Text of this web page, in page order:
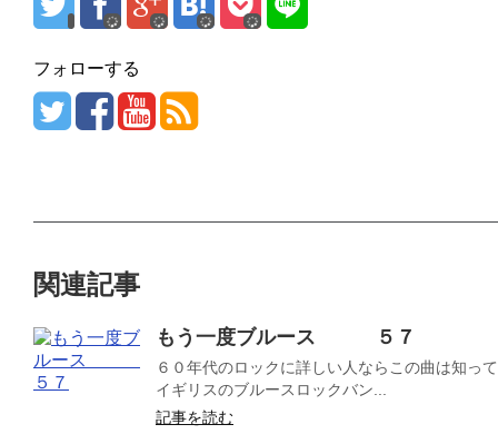
フォローする
関連記事
もう一度ブルース ５７
６０年代のロックに詳しい人ならこの曲は知っ
イギリスのブルースロックバン...
記事を読む